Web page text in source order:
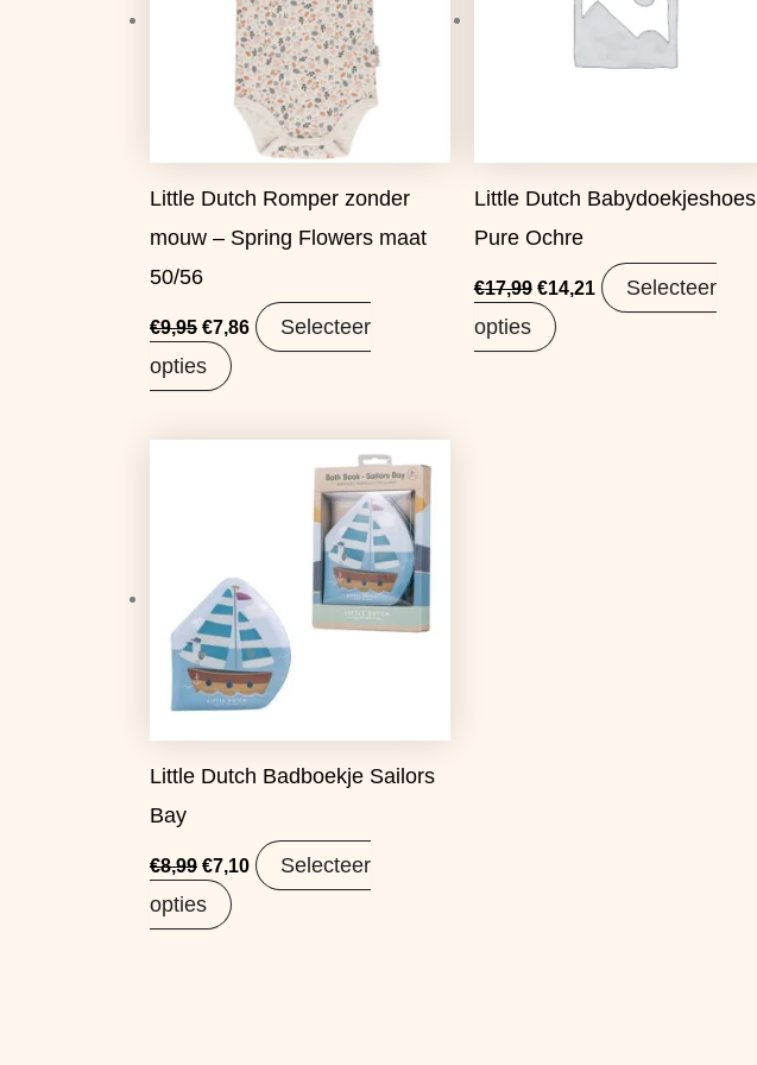
Little Dutch Romper zonder
mouw – Spring Flowers maat
50/56
€9,95 €7,86
Selecteer
opties
Little Dutch Babydoekjeshoes
Pure Ochre
€17,99 €14,21
Selecteer
opties
Little Dutch Badboekje Sailors
Bay
€8,99 €7,10
Selecteer
opties